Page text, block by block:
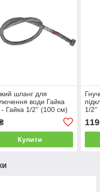
шланг для
води Гайка
- Гайка 1/2'' (100 см)
Купити
1/2''
119